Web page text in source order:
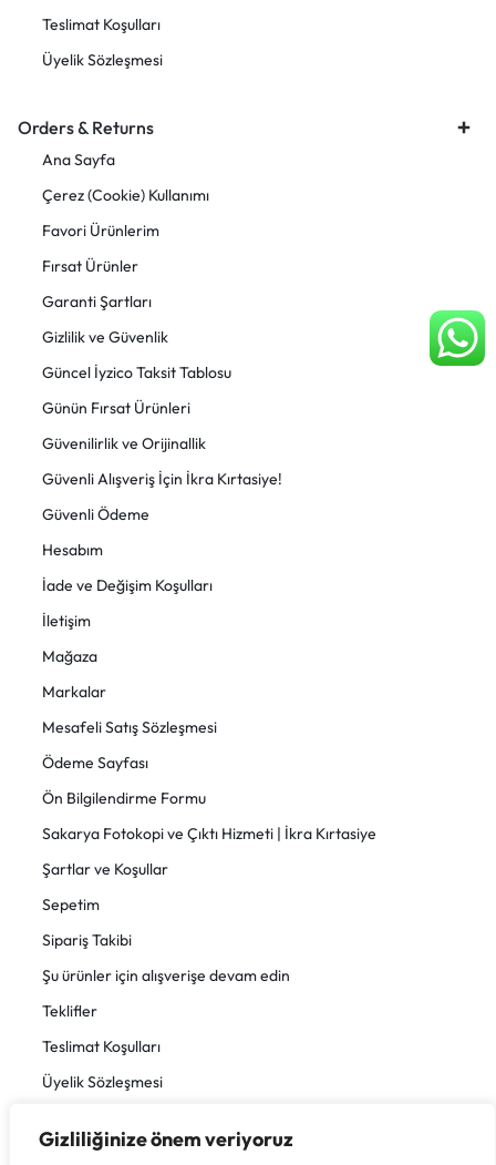
Gizliliğinize önem veriyoruz
Teslimat Koşulları
Üyelik Sözleşmesi
Orders & Returns
Ana Sayfa
Çerez (Cookie) Kullanımı
Favori Ürünlerim
Fırsat Ürünler
Garanti Şartları
Gizlilik ve Güvenlik
Güncel İyzico Taksit Tablosu
Günün Fırsat Ürünleri
Güvenilirlik ve Orijinallik
Güvenli Alışveriş İçin İkra Kırtasiye!
Güvenli Ödeme
Hesabım
İade ve Değişim Koşulları
İletişim
Mağaza
Markalar
Mesafeli Satış Sözleşmesi
Ödeme Sayfası
Ön Bilgilendirme Formu
Sakarya Fotokopi ve Çıktı Hizmeti | İkra Kırtasiye
Şartlar ve Koşullar
Sepetim
Sipariş Takibi
Şu ürünler için alışverişe devam edin
Teklifler
Teslimat Koşulları
Üyelik Sözleşmesi